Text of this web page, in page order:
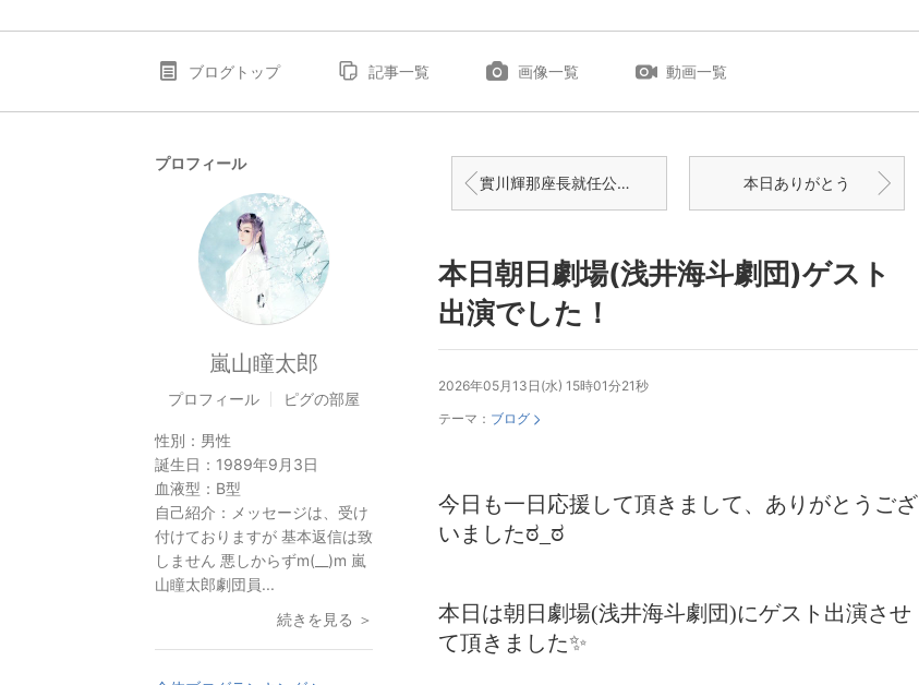
ブログトップ 記事一覧 画像一覧 動画一覧
實川輝那座長就任公演！おめでとう 本日ありがとう
本日朝日劇場(浅井海斗劇団)ゲスト
出演でした！
2026年05月13日(水) 15時01分21秒
テーマ： ブログ
今日も一日応援して頂きまして、ありがとうござ
いましたಠ_ಠ
本日は朝日劇場(浅井海斗劇団)にゲスト出演させ
て頂きました✨
プロフィール
嵐山瞳太郎
プロフィール ピグの部屋
性別： 男性
誕生日： 1989年9月3日
血液型： B型
自己紹介： メッセージは、受け
付けておりますが 基本返信は致
しません 悪しからずm(__)m 嵐
山瞳太郎劇団員...
続きを見る ＞